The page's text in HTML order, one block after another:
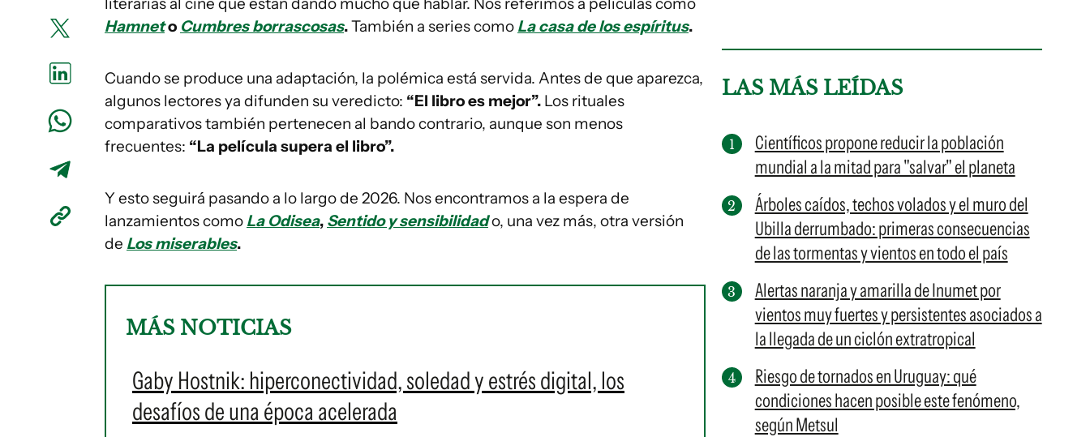
Hamneto Cumbres borrascosas.También a series como La casa de los espíritus.
Cuando se produce una adaptación, la polémica está servida. Antes de que aparezca,
algunos lectores ya difunden su veredicto: “El libro es mejor”. Los rituales
comparativos también pertenecen al bando contrario, aunque son menos
frecuentes: “La película supera el libro”.
Y esto seguirá pasando a lo largo de 2026. Nos encontramos a la espera de
lanzamientos como La Odisea, Sentido y sensibilidado, una vez más, otra versión
de Los miserables.
MÁS NOTICIAS
Gaby Hostnik: hiperconectividad, soledad y estrés digital, los
desafíos de una época acelerada
LAS MÁS LEÍDAS
Científicos propone reducir la población
mundial a la mitad para "salvar" el planeta
Árboles caídos, techos volados y el muro del
Ubilla derrumbado: primeras consecuencias
de las tormentas y vientos en todo el país
Alertas naranja y amarilla de Inumet por
vientos muy fuertes y persistentes asociados a
la llegada de un ciclón extratropical
Riesgo de tornados en Uruguay: qué
condiciones hacen posible este fenómeno,
según Metsul